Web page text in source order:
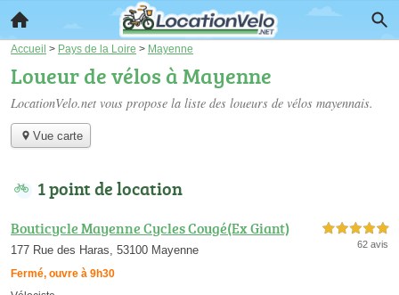
Accueil > Pays de la Loire > Mayenne
Loueur de vélos à Mayenne
LocationVelo.net vous propose la liste des loueurs de vélos mayennais.
Vue carte
1 point de location
Bouticycle Mayenne Cycles Cougé(Ex Giant)
177 Rue des Haras, 53100 Mayenne
Fermé, ouvre à 9h30
5,0 étoiles sur 5
62 avis